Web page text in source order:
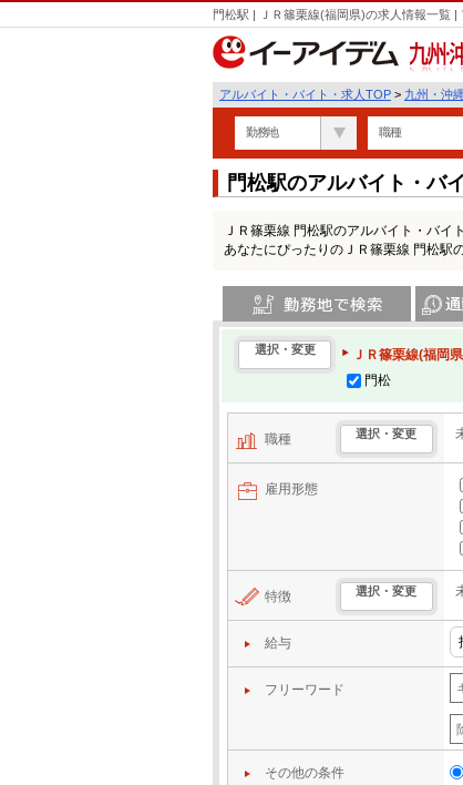
門松駅 | ＪＲ篠栗線(福岡県)の求人情報一覧
九州・
アルバイト・バイト・求人TOP > 九州・沖縄
勤務地 職種
門松駅のアルバイト・バ
ＪＲ篠栗線 門松駅のアルバイト・バイ
あなたにぴったりのＪＲ篠栗線 門松駅
選択・変更
ＪＲ篠栗線(福岡
門松
職種 選択・変更
雇用形態
特徴 選択・変更
給与
フリーワード
その他の条件